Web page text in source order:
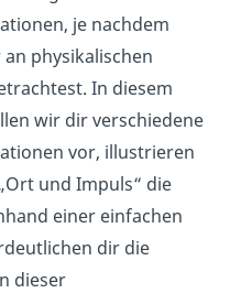
je nachdem
an physikalischen
In diesem
wir dir verschiedene
vor, illustrieren
und Impuls“ die
einer einfachen
dir die
dieser